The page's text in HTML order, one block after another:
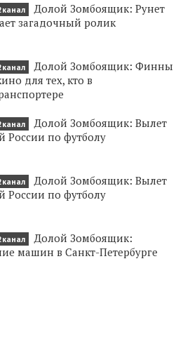
Долой Зомбоящик: Рунет
загадочный ролик
Долой Зомбоящик: Финны
для тех, кто в
Долой Зомбоящик: Вылет
России по футболу
Долой Зомбоящик: Вылет
России по футболу
Долой Зомбоящик:
машин в Санкт-Петербурге